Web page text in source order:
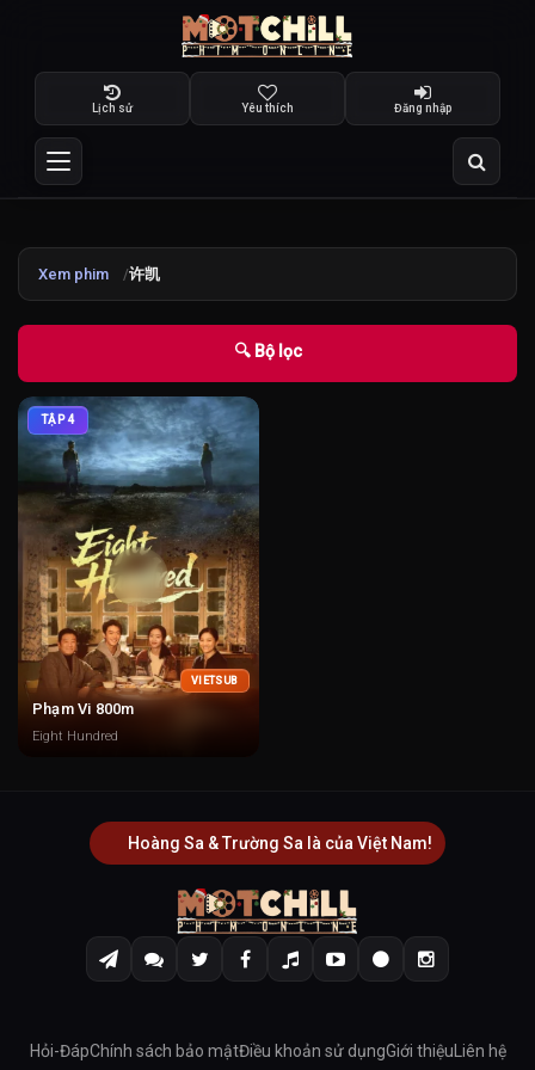
Lịch sử Yêu thích Đăng nhập
Xem phim 许凯
🔍 Bộ lọc
TẬP 4
VIETSUB
Phạm Vi 800m
Eight Hundred
Hoàng Sa & Trường Sa là của Việt Nam!
Hỏi-ĐápChính sách bảo mậtĐiều khoản sử dụngGiới thiệuLiên hệ